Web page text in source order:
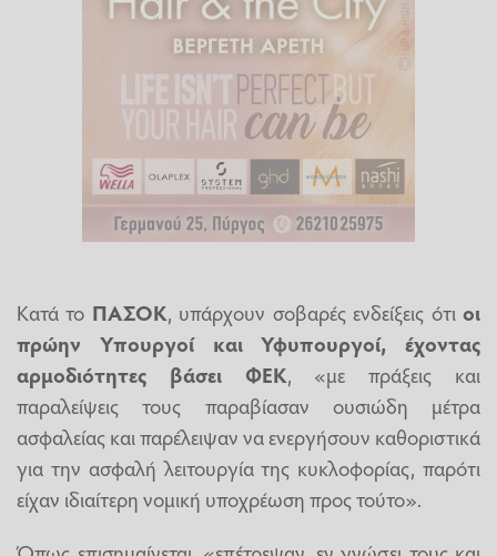
Κατά το ΠΑΣΟΚ, υπάρχουν σοβαρές ενδείξεις ότιοι
πρώην Υπουργοί και Υφυπουργοί, έχοντας
αρμοδιότητες βάσει ΦΕΚ, «με πράξεις και
παραλείψεις τους παραβίασαν ουσιώδη μέτρα
ασφαλείας και παρέλειψαν να ενεργήσουν καθοριστικά
για την ασφαλή λειτουργία της κυκλοφορίας, παρότι
είχαν ιδιαίτερη νομική υποχρέωση προς τούτο».